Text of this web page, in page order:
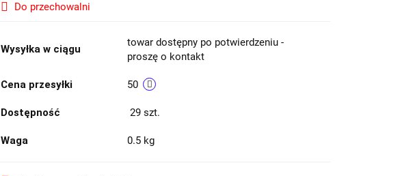
Do przechowalni
Wysyłka w ciągu
towar dostępny po potwierdzeniu -
proszę o kontakt
Cena przesyłki 50
Dostępność 29 szt.
Waga 0.5 kg